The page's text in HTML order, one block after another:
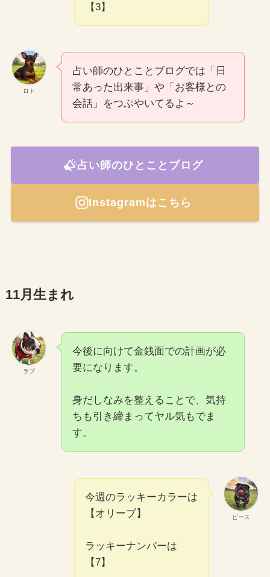
【3】
ロト
占い師のひとことブログでは「日
常あった出来事」や「お客様との
会話」をつぶやいてるよ～
占い師のひとことブログ
Instagramはこちら
11月生まれ
ラブ
今後に向けて金銭面での計画が必
要になります。
身だしなみを整えることで、気持
ちも引き締まってヤル気もでま
す。
ピース
今週のラッキーカラーは
【オリーブ】
ラッキーナンバーは
【7】